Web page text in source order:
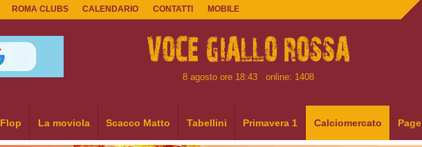
ROMA CLUBS CALENDARIO CONTATTI MOBILE
8 agosto ore 18:43 online: 1408
La moviola Scacco Matto Tabellini Primavera 1 Calciomercato